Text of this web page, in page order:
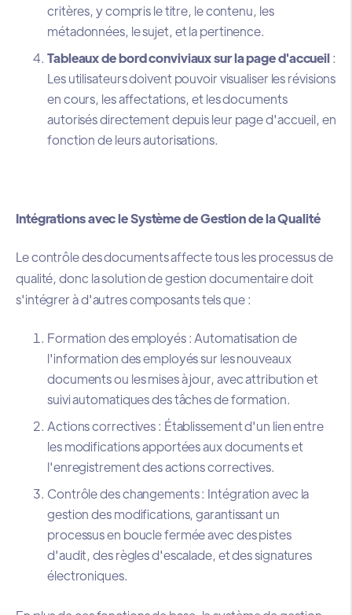
critères, y compris le titre, le contenu, les
métadonnées, le sujet, et la pertinence.
Tableaux de bord conviviaux sur la page d'accueil:
Les utilisateurs doivent pouvoir visualiser les révisions
en cours, les affectations, et les documents
autorisés directement depuis leur page d'accueil, en
fonction de leurs autorisations.
Intégrations avec le Système de Gestion de la Qualité
Le contrôle des documents affecte tous les processus de
qualité, donc la solution de gestion documentaire doit
s'intégrer à d'autres composants tels que :
Formation des employés : Automatisation de
l'information des employés sur les nouveaux
documents ou les mises à jour, avec attribution et
suivi automatiques des tâches de formation.
Actions correctives : Établissement d'un lien entre
les modifications apportées aux documents et
l'enregistrement des actions correctives.
Contrôle des changements : Intégration avec la
gestion des modifications, garantissant un
processus en boucle fermée avec des pistes
d'audit, des règles d'escalade, et des signatures
électroniques.